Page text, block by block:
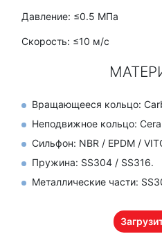
Давление: ≤0.5 МПа
Скорость: ≤10 м/с
Вращающееся кольцо:
Неподвижное кольцо:
Сильфон: NBR / EPDM /
Пружина: SS304 / SS316.
Металлические части: